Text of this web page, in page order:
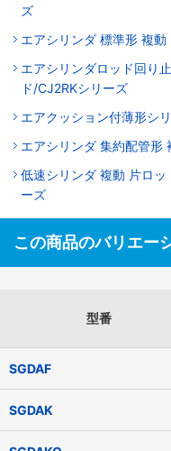
ズ
エアシリンダ 標準形 複
エアシリンダロッド回り
ド/CJ2RKシリーズ
エアクッション付薄形シ
エアシリンダ 集約配管
低速シリンダ 複動 片ロ
ーズ
この商品のバリエー
型番
SGDAF
SGDAK